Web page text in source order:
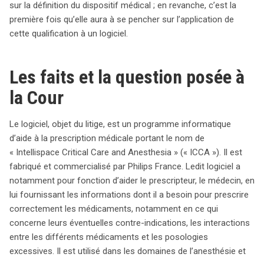
La Cour de justice de l’Union européenne se penche sur
la qualification d’un logiciel d’aide à la prescription
médicale, le « Intellispace Critical Care and Anesthesia »
fournissant des informations essentielles sur les
médicaments, comme les contre-indications et les
interactions. Cependant, en France, une certification
sur la conformité avec le principe de libre circulation des
dispositifs médicaux en Europe. Le Conseil d’État
français a soumis une question préjudicielle à la Cour :
un logiciel destiné à aider à la prescription médicale, en
exploitant des données patient pour améliorer la
sécurité, peut-il être considéré comme un dispositif
médical selon la directive 93/42 ? L’Avocat général a
argumenté que, si un produit est conçu pour des fins
diagnostiques ou thérapeutiques, il peut être classé
sur la définition du dispositif médical ; en revanche, c’est la
première fois qu’elle aura à se pencher sur l’application de
cette qualification à un logiciel.
Les faits et la question posée à
la Cour
Le logiciel, objet du litige, est un programme informatique
d’aide à la prescription médicale portant le nom de
« Intellispace Critical Care and Anesthesia » (« ICCA »). Il est
fabriqué et commercialisé par Philips France. Ledit logiciel a
notamment pour fonction d’aider le prescripteur, le médecin, en
lui fournissant les informations dont il a besoin pour prescrire
correctement les médicaments, notamment en ce qui
concerne leurs éventuelles contre-indications, les interactions
entre les différents médicaments et les posologies
excessives. Il est utilisé dans les domaines de l’anesthésie et